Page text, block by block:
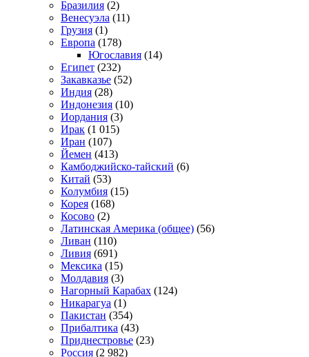
Бразилия (2)
Венесуэла (11)
Грузия (1)
Европа (178)
Югославия (14)
Египет (232)
Закавказье (52)
Индия (28)
Индонезия (10)
Иордания (3)
Ирак (1 015)
Иран (107)
Йемен (413)
Камбоджийско-тайский (6)
Китай (53)
Колумбия (15)
Корея (168)
Косово (2)
Латинская Америка (общее) (56)
Ливан (110)
Ливия (691)
Мексика (15)
Молдавия (3)
Нагорный Карабах (124)
Никарагуа (1)
Пакистан (354)
Прибалтика (43)
Приднестровье (23)
Россия (2 982)